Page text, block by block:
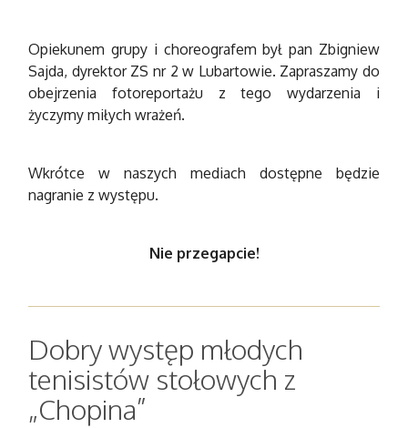
Opiekunem grupy i choreografem był pan Zbigniew
Sajda, dyrektor ZS nr 2 w Lubartowie. Zapraszamy do
obejrzenia fotoreportażu z tego wydarzenia i
życzymy miłych wrażeń.
Wkrótce w naszych mediach dostępne będzie
nagranie z występu.
Nie przegapcie!
Dobry występ młodych
tenisistów stołowych z
„Chopina”